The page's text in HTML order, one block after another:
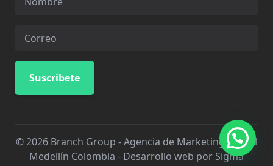
© 2026 Branch Group - Agencia de Marketing Digital
Medellín Colombia - Desarrollo web por Sigma